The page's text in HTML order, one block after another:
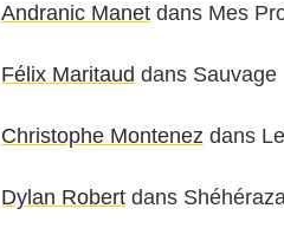
Andranic Manet dans Mes
Félix Maritaud dans Sauvage
Christophe Montenez dans
Dylan Robert dans